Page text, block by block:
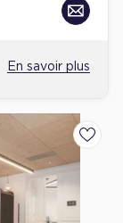
En savoir plus